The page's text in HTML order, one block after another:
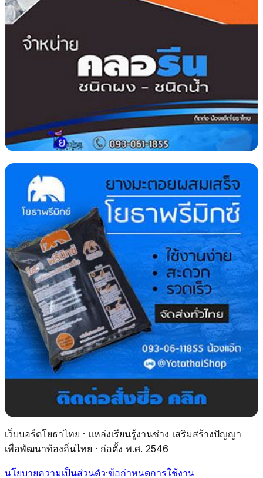
เว็บบอร์ดโยธาไทย · แหล่งเรียนรู้งานช่าง เสริมสร้างปัญญา
เพื่อพัฒนาท้องถิ่นไทย · ก่อตั้ง พ.ศ. 2546
นโยบายความเป็นส่วนตัว·ข้อกำหนดการใช้งาน